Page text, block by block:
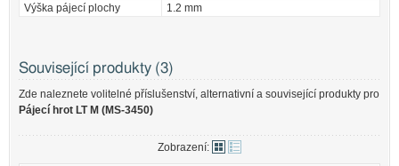
Výška pájecí plochy
1.2 mm
Související produkty (3)
Zde naleznete volitelné příslušenství, alternativní a související produkty pro
Pájecí hrot LT M (MS-3450)
Zobrazení: